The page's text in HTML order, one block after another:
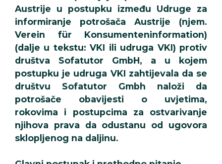
Austrije u postupku između Udruge za
informiranje potrošača Austrije (njem.
Verein für Konsumenteninformation)
(dalje u tekstu: VKI ili udruga VKI) protiv
društva Sofatutor GmbH, a u kojem
postupku je udruga VKI zahtijevala da se
društvu Sofatutor Gmbh naloži da
potrošače obavijesti o uvjetima,
rokovima i postupcima za ostvarivanje
njihova prava da odustanu od ugovora
sklopljenog na daljinu.